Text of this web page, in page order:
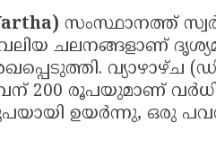
സംസ്ഥാനത്ത്
ചലനങ്ങളാണ്
വ്യാഴാഴ്ച
200 രൂപയുമാണ്
രൂപയായി ഉയർന്നു, ഒരു